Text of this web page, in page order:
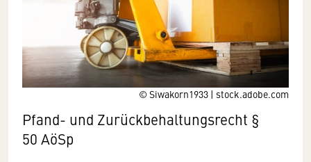
© Siwakorn1933 | stock.adobe.com
Pfand- und Zurückbehaltungsrecht §
50 AöSp